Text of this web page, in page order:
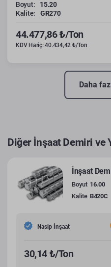
Boyut:
15.20
Kalite:
GR270
44.477,86 ₺/Ton
KDV Hariç: 40.434,42 ₺/Ton
Daha
Diğer İnşaat Demiri ve
İnşaat
Boyut 16.00
Kalite B420C
Nasip İnşaat
30,14 ₺/Ton